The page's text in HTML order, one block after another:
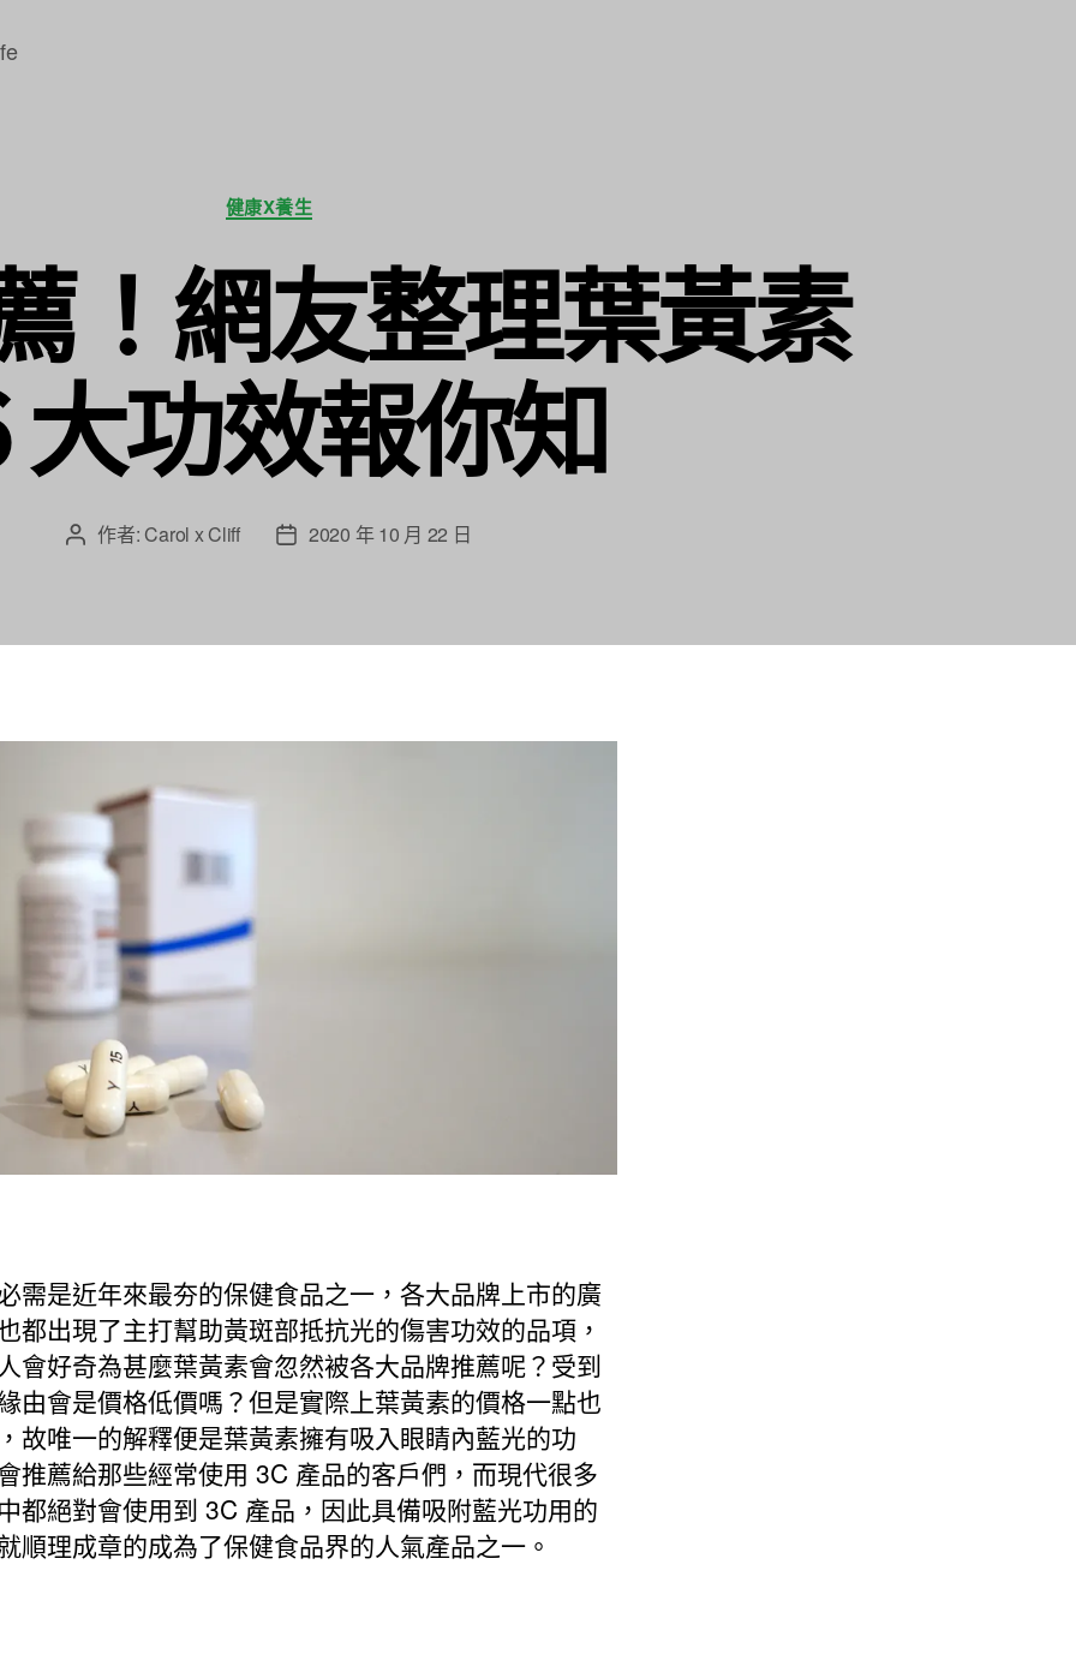
分
類
健康X養生
！網友整理葉黃素
功效報你知
文 作者: Carol x Cliff
文
日
2020 年 10 月 22 日
需是近年來最夯的保健食品之一，各大品牌上市的廣
都出現了主打幫助黃斑部抵抗光的傷害功效的品項，
會好奇為甚麼葉黃素會忽然被各大品牌推薦呢？受到
由會是價格低價嗎？但是實際上葉黃素的價格一點也
故唯一的解釋便是葉黃素擁有吸入眼睛內藍光的功
推薦給那些經常使用 3C 產品的客戶們，而現代很多
都絕對會使用到 3C 產品，因此具備吸附藍光功用的
順理成章的成為了保健食品界的人氣產品之一。